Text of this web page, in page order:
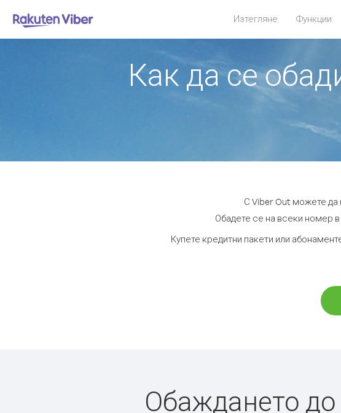
Изтегляне Функции
Как да се
С Viber Out можете да
Обадете се на всеки номер
Купете кредитни пакети или
Обаждането